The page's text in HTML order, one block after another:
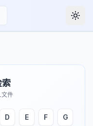
索
文件
D E F G